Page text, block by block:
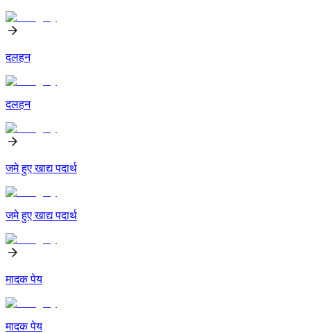
दलहन
दलहन
जमे हुए खाद्य पदार्थ
जमे हुए खाद्य पदार्थ
मादक पेय
मादक पेय